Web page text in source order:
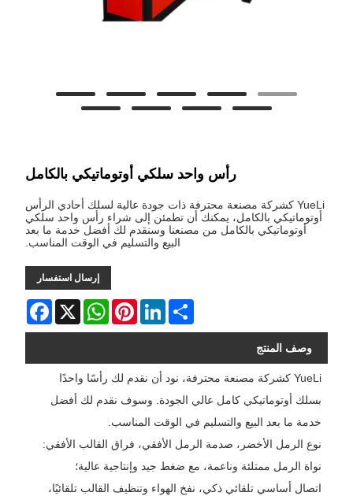
رأس واحد سلكي أوتوماتيكي بالكامل
YueLi كشركة مصنعة محترفة ذات جودة عالية لسلك أحادي الرأس
أوتوماتيكي بالكامل، يمكنك أن تطمئن إلى شراء رأس واحد سلكي
أوتوماتيكي بالكامل من مصنعنا وسنقدم لك أفضل خدمة ما بعد
البيع والتسليم في الوقت المناسب.
إرسال استفسار
Facebook X
WhatsAppPinterestLinkedInShare
وصف المنتج
YueLi كشركة مصنعة محترفة، نود أن نقدم لك رأسًا واحدًا
بسلك أوتوماتيكي كامل عالي الجودة. وسوف نقدم لك أفضل
خدمة ما بعد البيع والتسليم في الوقت المناسب.
نوع الرمل الأخضر، صدمة الرمل الأفقي، فراق القالب الأفقي:
نواة الرمل ممتلئة وناعمة، مع ضغط جيد وإنتاجية عالية؛
اتصال أساسي تلقائي ذكي، نفخ الهواء وتنظيف القالب تلقائيًا،